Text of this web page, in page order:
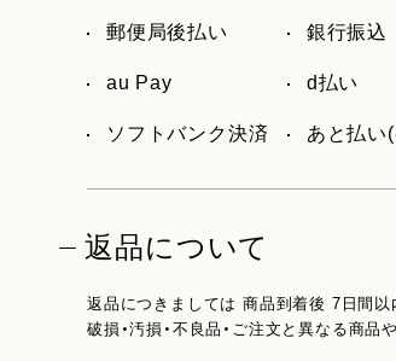
郵便局後払い 銀行振込
au Pay d払い
ソフトバンク決済 あと払い
返品について
返品につきましては 商品到着後 7日間以
破損・汚損・不良品・ご注文と異なる商品